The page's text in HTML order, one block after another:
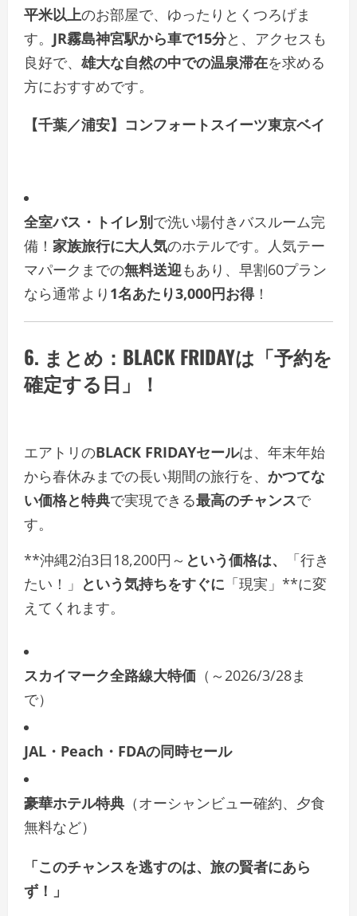
平米以上のお部屋で、ゆったりとくつろげま
す。 JR霧島神宮駅から車で15分と、アクセスも
良好で、 雄大な自然の中での温泉滞在を求める
方におすすめです。
【千葉／浦安】コンフォートスイーツ東京ベイ
全室バス・トイレ別で洗い場付きバスルーム完
備！ 家族旅行に大人気のホテルです。人気テー
マパークまでの無料送迎もあり、早割60プラン
なら通常より 1名あたり3,000円お得！
6. まとめ：BLACK FRIDAYは「予約を
確定する日」！
エアトリのBLACK FRIDAYセールは、年末年始
から春休みまでの長い期間の旅行を、 かつてな
い価格と特典で実現できる最高のチャンスで
す。
**沖縄2泊3日18,200円～ という価格は、
「行き
たい！」 という気持ちをすぐに 「現実」**に変
えてくれます。
スカイマーク全路線大特価 （～2026/3/28ま
で）
JAL・Peach・FDAの同時セール
豪華ホテル特典 （オーシャンビュー確約、夕食
無料など）
「このチャンスを逃すのは、旅の賢者にあら
ず！」